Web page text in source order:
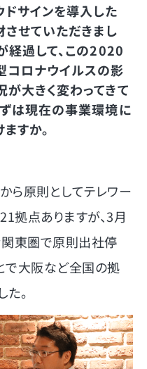
サインを導入した
せていただきまし
経過して、この2020
ロナウイルスの影
大きく変わってきて
ずは現在の事業環境に
すか。
ら原則としてテレワー
拠点ありますが、3月
東圏で原則出社停
で大阪など全国の拠
。